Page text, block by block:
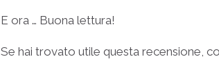
E ora … Buona lettura!
Se hai trovato utile questa recensione,